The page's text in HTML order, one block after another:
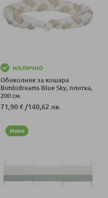
НАЛИЧНО
Обиколник за кошара
Bimbidreams Blue Sky, плитка,
200 см.
71,90 € /140,62 лв.
Ново